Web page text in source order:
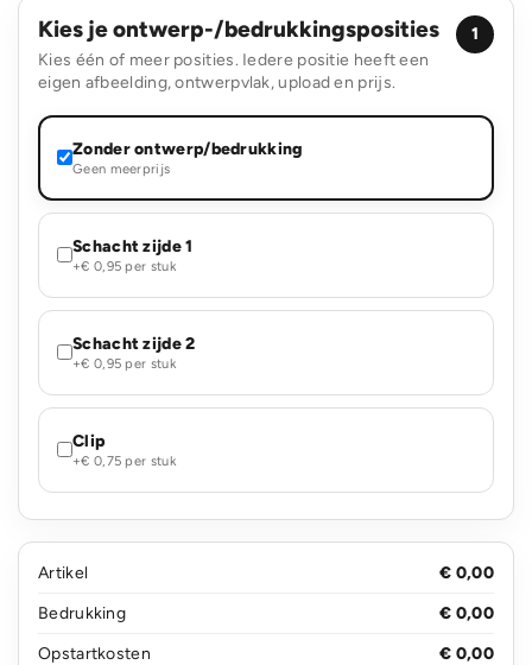
Kies je ontwerp-/bedrukkingsposities
Kies één of meer posities. Iedere positie heeft een
eigen afbeelding, ontwerpvlak, upload en prijs.
1
Zonder ontwerp/bedrukking
Geen meerprijs
Schacht zijde 1
+€ 0,95 per stuk
Schacht zijde 2
+€ 0,95 per stuk
Clip
+€ 0,75 per stuk
Artikel
€ 0,00
Bedrukking
€ 0,00
Opstartkosten
€ 0,00